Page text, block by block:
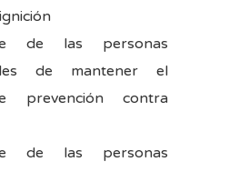
de las personas
de mantener el
prevención contra
de las personas